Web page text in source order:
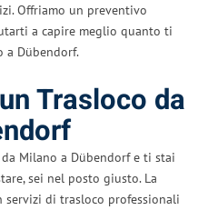
Offriamo un preventivo
a capire meglio quanto ti
a Dübendorf.
Trasloco da
Milano a Dübendorf e ti stai
sei nel posto giusto. La
servizi di trasloco professionali